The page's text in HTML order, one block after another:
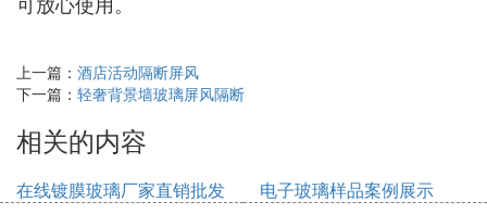
上一篇： 酒店活动隔断屏风
下一篇： 轻奢背景墙玻璃屏风隔断
相关的内容
在线镀膜玻璃厂家直销批发
电子玻璃样品案例展示